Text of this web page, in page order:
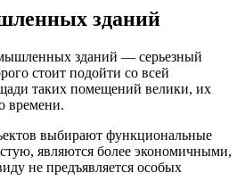
зданий
зданий — серьезный
стоит подойти со всей
таких помещений велики, их
времени.
выбирают функциональные
являются более экономичными,
не предъявляется особых